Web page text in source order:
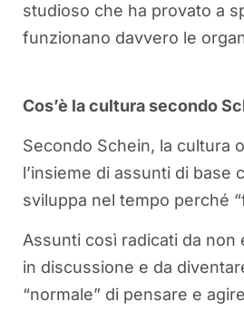
studioso che ha provato a
funzionano davvero le
Cos’è la cultura secondo
Secondo Schein, la cultura
l’insieme di assunti di base
sviluppa nel tempo perché
Assunti così radicati da non
in discussione e da
“normale” di pensare e